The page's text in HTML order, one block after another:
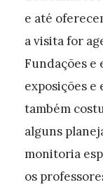
e até
a visita for
Fundações e
exposições
também
alguns
monitoria
os